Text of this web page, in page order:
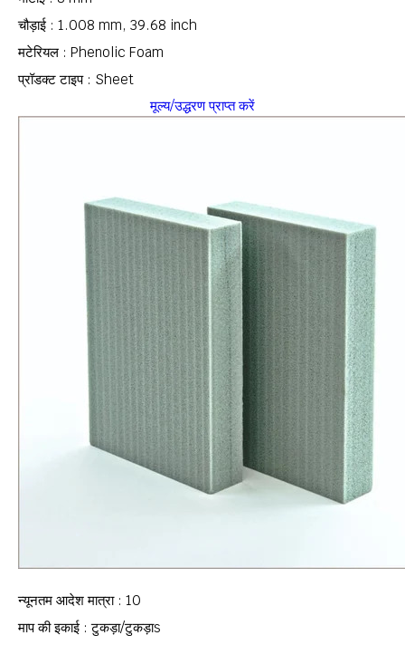
चौड़ाई : 1.008 mm, 39.68 inch
मटेरियल : Phenolic Foam
प्रॉडक्ट टाइप : Sheet
मूल्य/उद्धरण प्राप्त करें
न्यूनतम आदेश मात्रा : 10
माप की इकाई : टुकड़ा/टुकड़ाs